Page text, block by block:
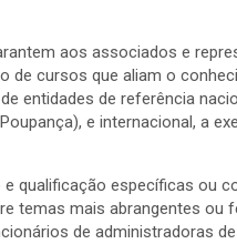
aos associados e
de cursos que aliam o
entidades de referência
e internacional, a
qualificação específicas ou
temas mais abrangentes ou
de administradoras